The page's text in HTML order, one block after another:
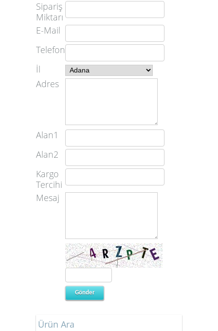
Sipariş
Miktarı
E-Mail
Telefon
İl
Adres
Alan1
Alan2
Kargo
Tercihi
Mesaj
Ürün Ara